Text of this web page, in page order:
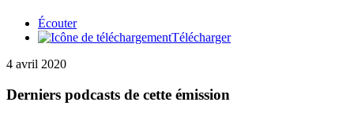
Écouter
Télécharger
4 avril 2020
Derniers podcasts de cette émission